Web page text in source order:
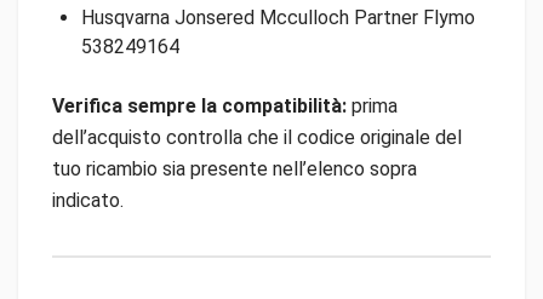
Husqvarna Jonsered Mcculloch Partner Flymo
538249164
Verifica sempre la compatibilità: prima
dell’acquisto controlla che il codice originale del
tuo ricambio sia presente nell’elenco sopra
indicato.